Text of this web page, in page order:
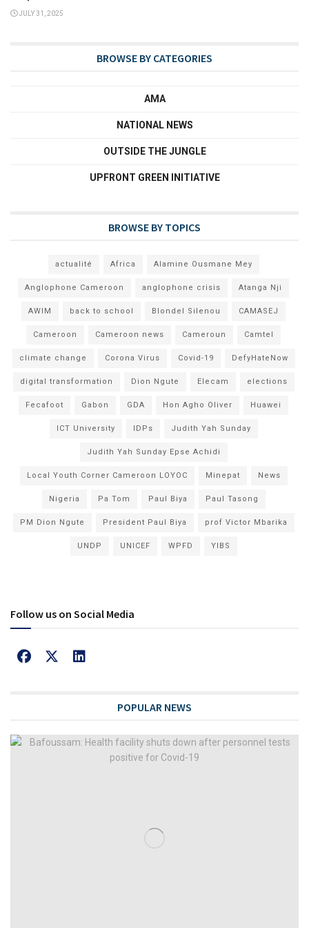
JULY 31, 2025
BROWSE BY CATEGORIES
AMA
NATIONAL NEWS
OUTSIDE THE JUNGLE
UPFRONT GREEN INITIATIVE
BROWSE BY TOPICS
actualité Africa Alamine Ousmane Mey
Anglophone Cameroon anglophone crisis Atanga Nji
AWIM back to school Blondel Silenou CAMASEJ
Cameroon Cameroon news Cameroun Camtel
climate change Corona Virus Covid-19 DefyHateNow
digital transformation Dion Ngute Elecam elections
Fecafoot Gabon GDA Hon Agho Oliver Huawei
ICT University IDPs Judith Yah Sunday
Judith Yah Sunday Epse Achidi
Local Youth Corner Cameroon LOYOC Minepat News
Nigeria Pa Tom Paul Biya Paul Tasong
PM Dion Ngute President Paul Biya prof Victor Mbarika
UNDP UNICEF WPFD YIBS
Follow us on Social Media
POPULAR NEWS